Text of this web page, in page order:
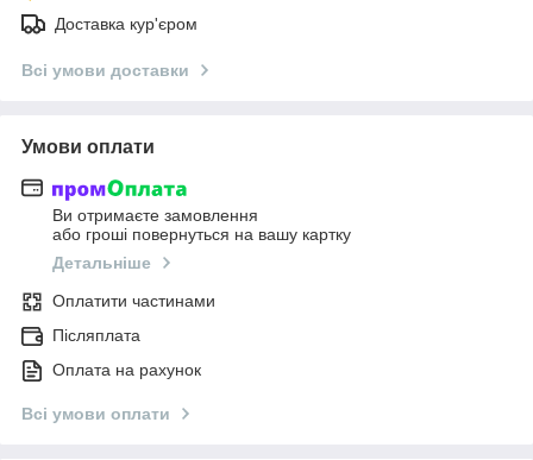
Доставка кур'єром
Всі умови доставки
Умови оплати
Ви отримаєте замовлення
або гроші повернуться на вашу картку
Детальніше
Оплатити частинами
Післяплата
Оплата на рахунок
Всі умови оплати